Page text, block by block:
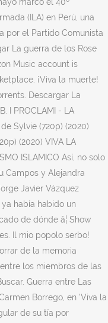
(ILA) en Perú, una
por el Partido Comunista
La guerra de los Rose
Music account is
¡Viva la muerte!
Descargar La
I PROCLAMI - LA
Sylvie (720p) (2020)
(2020) VIVA LA
ISLAMICO Así, no solo
Campos y Alejandra
Javier Vázquez
había habido un
de dónde â¦ Show
Il mio popolo serbo!
de la memoria
los miembros de las
Guerra entre Las
Borrego, en 'Viva la
de su tía por